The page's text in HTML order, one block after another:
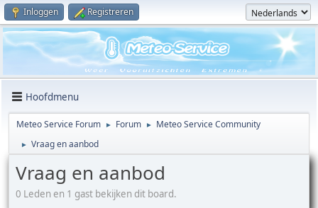
Inloggen Registreren
Hoofdmenu
Meteo Service Forum ► Forum ► Meteo Service Community
► Vraag en aanbod
Vraag en aanbod
0 Leden en 1 gast bekijken dit board.